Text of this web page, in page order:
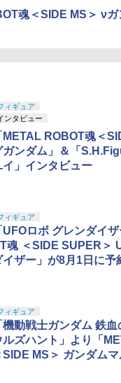
魂＜SIDE MS＞ νガ
ィギュア
ンタビュー
METAL ROBOT魂＜
ガンダム」＆「
イ」インタビュー
ィギュア
UFOロボ グレンダイ
魂 ＜SIDE SUPER＞
イザー」が8月1日に予
ィギュア
機動戦士ガンダム 鉄
ルズハント」より「
SIDE MS＞ ガンダム
月4日16時からプレバ